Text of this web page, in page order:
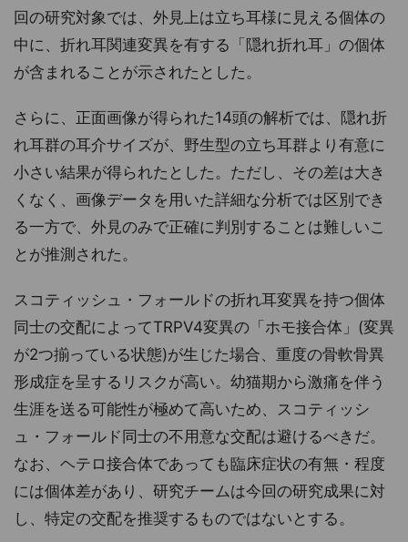
回の研究対象では、外見上は立ち耳様に見える個体の
中に、折れ耳関連変異を有する「隠れ折れ耳」の個体
が含まれることが示されたとした。
さらに、正面画像が得られた14頭の解析では、隠れ折
れ耳群の耳介サイズが、野生型の立ち耳群より有意に
小さい結果が得られたとした。ただし、その差は大き
くなく、画像データを用いた詳細な分析では区別でき
る一方で、外見のみで正確に判別することは難しいこ
とが推測された。
スコティッシュ・フォールドの折れ耳変異を持つ個体
同士の交配によってTRPV4変異の「ホモ接合体」(変異
が2つ揃っている状態)が生じた場合、重度の骨軟骨異
形成症を呈するリスクが高い。幼猫期から激痛を伴う
生涯を送る可能性が極めて高いため、スコティッシ
ュ・フォールド同士の不用意な交配は避けるべきだ。
なお、ヘテロ接合体であっても臨床症状の有無・程度
には個体差があり、研究チームは今回の研究成果に対
し、特定の交配を推奨するものではないとする。